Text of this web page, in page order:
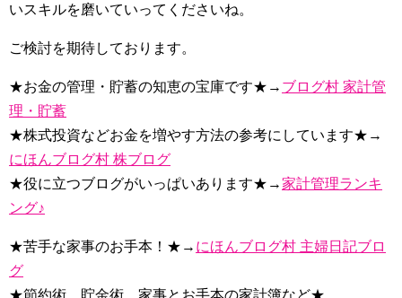
いスキルを磨いていってくださいね。
ご検討を期待しております。
★お金の管理・貯蓄の知恵の宝庫です★→ ブログ村 家計管
理・貯蓄
★株式投資などお金を増やす方法の参考にしています★→
にほんブログ村 株ブログ
★役に立つブログがいっぱいあります★→家計管理ランキ
ング♪
★苦手な家事のお手本！★→ にほんブログ村 主婦日記ブロ
グ
★節約術、貯金術、家事とお手本の家計簿など★